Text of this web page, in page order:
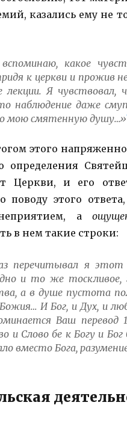
казались ему не
какое
к церкви и прожив
лекции. Я
наблюдение даже
мою смятенную душу…»
этого
определения
Церкви, и его
поводу этого
а
в нем такие строки:
перечитывал я
и то же тоскливое,
а в душе пустота
И Бог, и Дух, и
Ваш перевод
и Слово бе к Богу и
вместо Бога,